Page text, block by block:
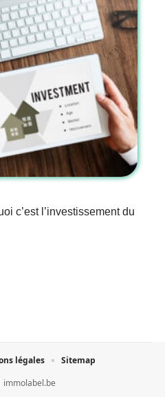
c’est l’investissement du
légales Sitemap